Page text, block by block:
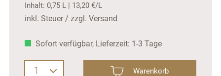
Inhalt: 0,75 L | 13,20 €/L
inkl. Steuer / zzgl. Versand
Sofort verfügbar, Lieferzeit: 1-3 Tage
Produkt Anzahl: Gib den gewünschten
Warenkorb